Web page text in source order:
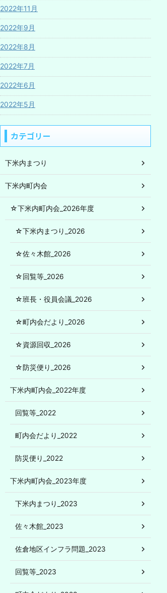
2022年11月
2022年9月
2022年8月
2022年7月
2022年6月
2022年5月
カテゴリー
下米内まつり
下米内町内会
☆下米内町内会_2026年度
☆下米内まつり_2026
☆佐々木館_2026
☆回覧等_2026
☆班長・役員会議_2026
☆町内会だより_2026
☆資源回収_2026
☆防災便り_2026
下米内町内会_2022年度
回覧等_2022
町内会だより_2022
防災便り_2022
下米内町内会_2023年度
下米内まつり_2023
佐々木館_2023
佐倉地区インフラ問題_2023
回覧等_2023